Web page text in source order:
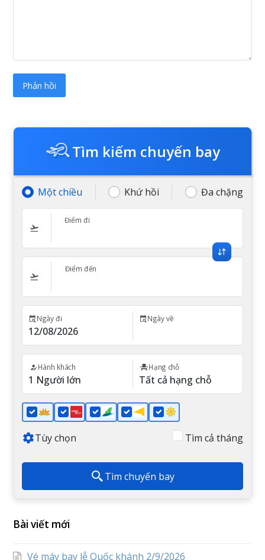
Tìm kiếm chuyến bay
Một chiều Khứ hồi Đa chặng
Điểm đi
Điểm đến
Ngày đi Ngày về
Hành khách Hạng chỗ
Tùy chọn Tìm cả tháng
Tìm chuyến bay
Bài viết mới
Vé máy bay lễ Quốc khánh 2/9/2026